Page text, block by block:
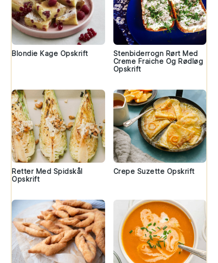
Blondie Kage Opskrift
Stenbiderrogn Rørt Med
Creme Fraiche Og Rødløg
Opskrift
Retter Med Spidskål
Opskrift
Crepe Suzette Opskrift